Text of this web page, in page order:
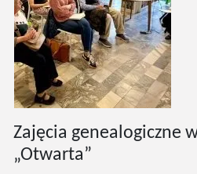
Zajęcia genealogiczne
„Otwarta”